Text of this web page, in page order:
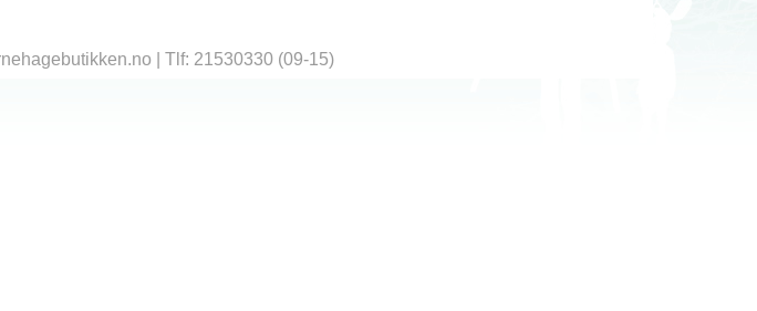
| Tlf: 21530330 (09-15)